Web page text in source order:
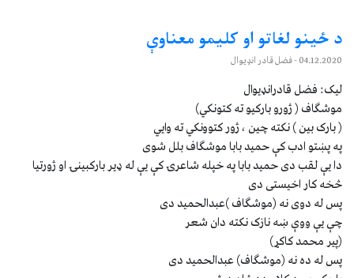
د ځينو لغاتو او کليمو معناوې
04.12.2020- فضل قادر انډيوال
ليک: فضل قادرانډيوال
موشگاف ( ژورو بارکيو ته کتونکي) ‏
‏( بارک بين ) نکته چين ، ژور کتوونکي ته وايي
په پښتو ادب کې حميد بابا موشگاف بلل شوى ‏
دا يې لقب دى حميد بابا په خپله شاعرۍ کې يې له ډير بارکبينۍ او ژورتيا
‏څخه کار اخيستى دى ‏
پس له دوى نه (موشگاف )عبدالحميد دى ‏
چې يې ووې ښه نازک نکته دان شعر
‏(پير محمد کاکړ)‏
پس له ده نه (موشگاف) عبدالحميد دى ‏